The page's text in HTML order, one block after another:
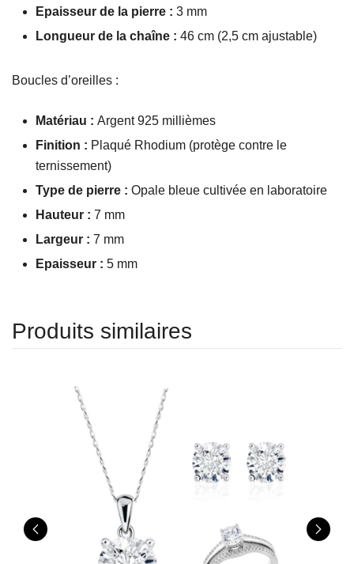
Epaisseur de la pierre : 3 mm
Longueur de la chaîne : 46 cm (2,5 cm ajustable)
Boucles d’oreilles :
Matériau : Argent 925 millièmes
Finition : Plaqué Rhodium (protège contre le
ternissement)
Type de pierre : Opale bleue cultivée en laboratoire
Hauteur : 7 mm
Largeur : 7 mm
Epaisseur : 5 mm
Produits similaires